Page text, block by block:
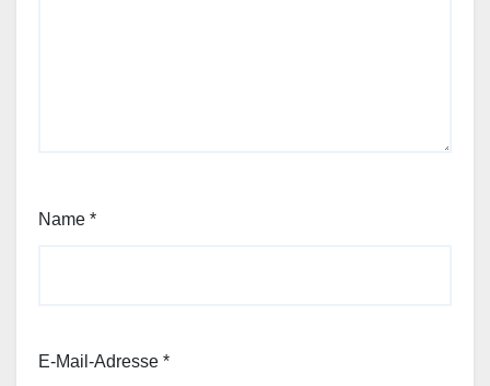
Name *
E-Mail-Adresse *